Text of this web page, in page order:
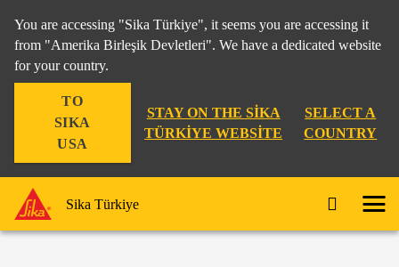
You are accessing "Sika Türkiye", it seems you are accessing it
from "Amerika Birleşik Devletleri". We have a dedicated website
for your country.
TO
SIKA
USA
STAY ON THE SIKA
TÜRKIYE WEBSITE
SELECT A
COUNTRY
Sika Türkiye